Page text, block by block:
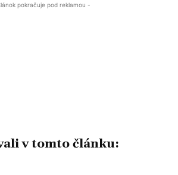
pokračuje pod reklamou -
v tomto článku: